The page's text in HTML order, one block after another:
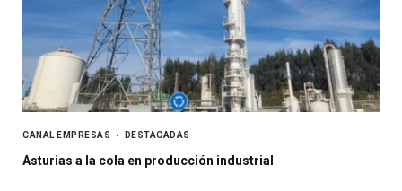
CANAL EMPRESAS DESTACADAS
Asturias a la cola en producción industrial